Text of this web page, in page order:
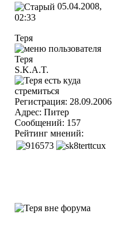
05.04.2008,
02:33
Теря
S.K.A.T.
Регистрация: 28.09.2006
Адрес: Питер
Сообщений: 157
Рейтинг мнений: